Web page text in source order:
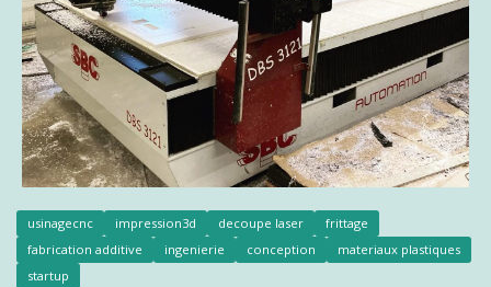
usinagecnc impression3d decoupe laser
frittage
fabrication additive
ingenierie conception
materiaux plastiques
startup